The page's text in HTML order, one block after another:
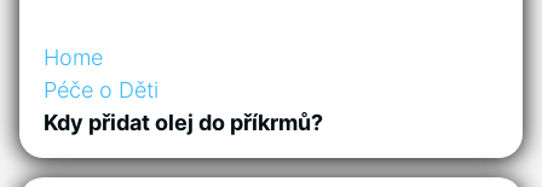
Home
Péče o Děti
Kdy přidat olej do příkrmů?